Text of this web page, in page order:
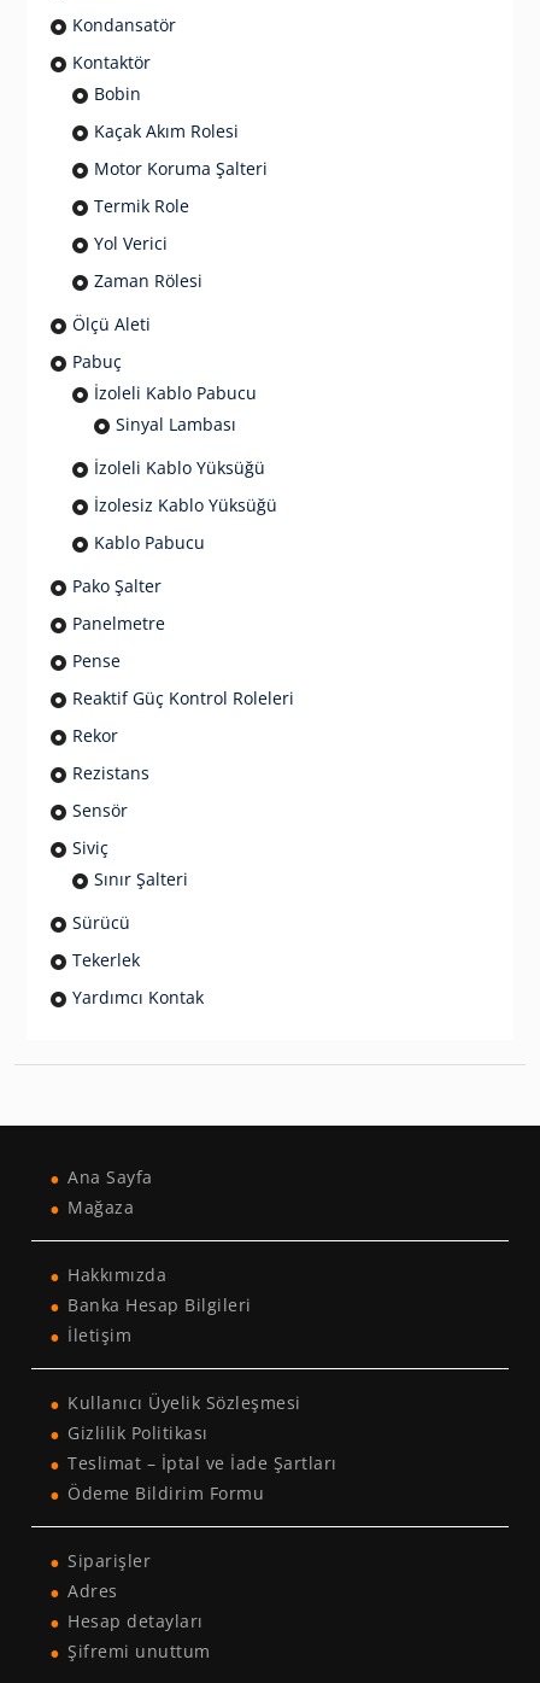
Kondansatör
Kontaktör
Bobin
Kaçak Akım Rolesi
Motor Koruma Şalteri
Termik Role
Yol Verici
Zaman Rölesi
Ölçü Aleti
Pabuç
İzoleli Kablo Pabucu
Sinyal Lambası
İzoleli Kablo Yüksüğü
İzolesiz Kablo Yüksüğü
Kablo Pabucu
Pako Şalter
Panelmetre
Pense
Reaktif Güç Kontrol Roleleri
Rekor
Rezistans
Sensör
Siviç
Sınır Şalteri
Sürücü
Tekerlek
Yardımcı Kontak
Ana Sayfa
Mağaza
Hakkımızda
Banka Hesap Bilgileri
İletişim
Kullanıcı Üyelik Sözleşmesi
Gizlilik Politikası
Teslimat – İptal ve İade Şartları
Ödeme Bildirim Formu
Siparişler
Adres
Hesap detayları
Şifremi unuttum